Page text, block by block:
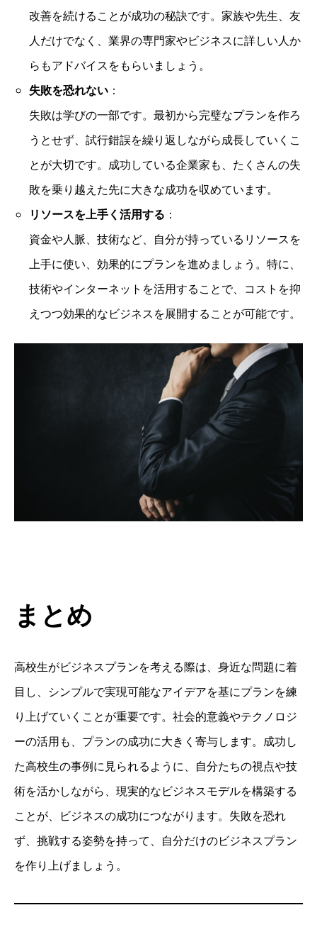
改善を続けることが成功の秘訣です。家族や先生、友
人だけでなく、業界の専門家やビジネスに詳しい人か
らもアドバイスをもらいましょう。
失敗を恐れない：
失敗は学びの一部です。最初から完璧なプランを作ろ
うとせず、試行錯誤を繰り返しながら成長していくこ
とが大切です。成功している企業家も、たくさんの失
敗を乗り越えた先に大きな成功を収めています。
リソースを上手く活用する ：
資金や人脈、技術など、自分が持っているリソースを
上手に使い、効果的にプランを進めましょう。特に、
技術やインターネットを活用することで、コストを抑
えつつ効果的なビジネスを展開することが可能です。
まとめ
高校生がビジネスプランを考える際は、身近な問題に着
目し、シンプルで実現可能なアイデアを基にプランを練
り上げていくことが重要です。社会的意義やテクノロジ
ーの活用も、プランの成功に大きく寄与します。成功し
た高校生の事例に見られるように、自分たちの視点や技
術を活かしながら、現実的なビジネスモデルを構築する
ことが、ビジネスの成功につながります。失敗を恐れ
ず、挑戦する姿勢を持って、自分だけのビジネスプラン
を作り上げましょう。